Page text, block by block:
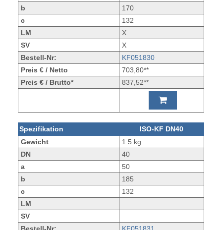
b
170
c
132
LM
X
SV
X
Bestell-Nr:
KF051830
Preis € / Netto
703,80**
Preis € / Brutto*
837,52**
Spezifikation
ISO-KF DN40
Gewicht
1.5 kg
DN
40
a
50
b
185
c
132
LM
SV